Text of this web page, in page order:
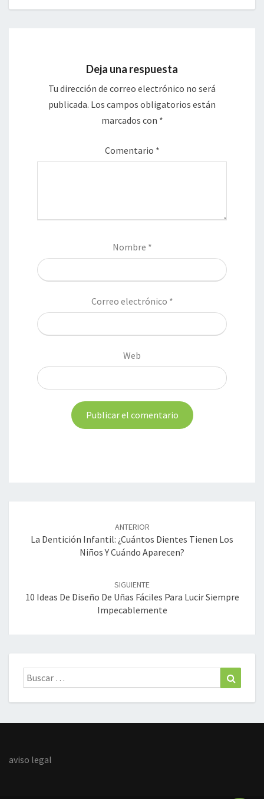
Deja una respuesta
Tu dirección de correo electrónico no será
publicada. Los campos obligatorios están
marcados con *
Comentario *
Nombre *
Correo electrónico *
Web
entradas
ANTERIOR
La Dentición Infantil: ¿Cuántos Dientes Tienen Los
Niños Y Cuándo Aparecen?
SIGUIENTE
10 Ideas De Diseño De Uñas Fáciles Para Lucir Siempre
Impecablemente
Buscar:
aviso legal